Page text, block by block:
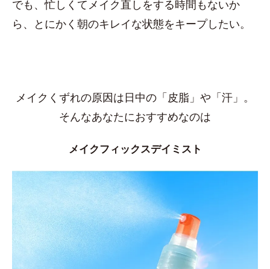
でも、忙しくてメイク直しをする時間もないか
ら、とにかく朝のキレイな状態をキープしたい。
メイクくずれの原因は日中の「皮脂」や「汗」。
そんなあなたにおすすめなのは
メイクフィックスデイミスト